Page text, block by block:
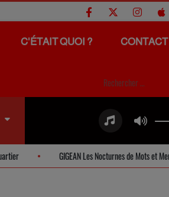
C'ÉTAIT QUOI ? CONTACT
GIGEAN Les Nocturnes de Mots et Merveilles